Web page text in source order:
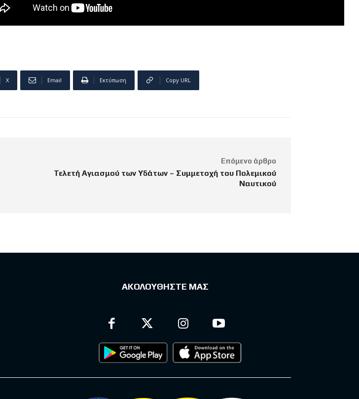
X Email Εκτύπωση Copy URL
Επόμενο άρθρο
Τελετή Αγιασμού των Υδάτων – Συμμετοχή του Πολεμικού
Ναυτικού
ΑΚΟΛΟΥΘΗΣΤΕ ΜΑΣ